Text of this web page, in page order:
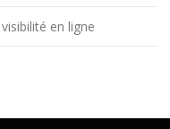
en ligne